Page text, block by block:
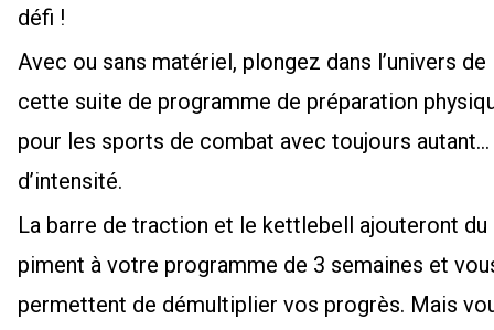
défi !
Avec ou sans matériel, plongez dans l’univers de
cette suite de programme de préparation
pour les sports de combat avec toujours autant
d’intensité.
La barre de traction et le kettlebell ajouteront du
piment à votre programme de 3 semaines et
permettent de démultiplier vos progrès. Mais